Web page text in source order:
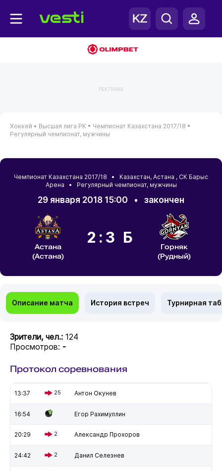
РЕКЛАМА
Хоккей • Высшая лига РК • Чемпионат Казахстана 2017/18 •
Регулярный чемпионат, мужчины
Чемпионат Казахстана 2017/18 • Казахстан, Астана , СК Барыс
Арена • Регулярный чемпионат, мужчины
29 января 2018 15:00 • закончен
Астана
(Астана)
2:3 Б
Горняк
(Рудный)
Описание матча История встреч Турнирная
Зрители, чел.: 124
Просмотров: -
Протокол соревнования
13:37 25 Антон Окунев
16:54 Егор Рахимуллин
20:29 2 Александр Прохоров
24:42 2 Данил Селезнев